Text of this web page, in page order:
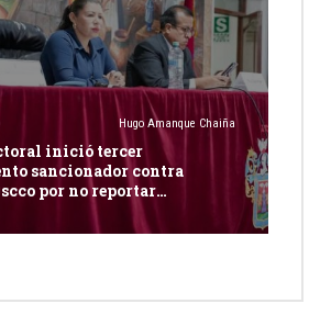
Hugo Amanque Chaiña
inició tercer
sancionador contra
por no reportar